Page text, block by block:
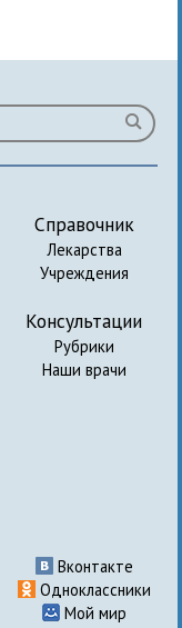
Справочник
Лекарства
Учреждения
Консультации
Рубрики
Наши врачи
Вконтакте
Одноклассники
Мой мир